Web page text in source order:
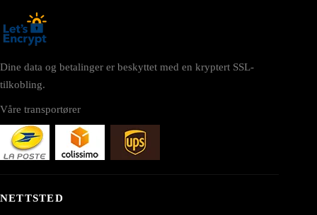
Dine data og betalinger er beskyttet med en kryptert SSL-
tilkobling.
Våre transportører
NETTSTED